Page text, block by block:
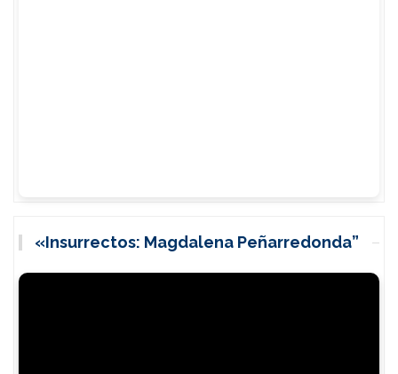
«Insurrectos: Magdalena Peñarredonda”